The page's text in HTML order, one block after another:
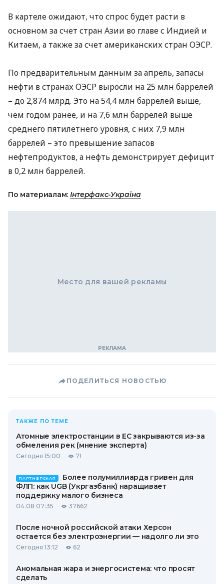
В картеле ожидают, что спрос будет расти в
основном за счет стран Азии во главе с Индией и
Китаем, а также за счет американских стран ОЭСР.
По предварительным данным за апрель, запасы
нефти в странахОЭСР выросли на 25 млн баррелей
– до 2,874 млрд. Это на 54,4 млн баррелей выше,
чем годом ранее, и на 7,6 млн баррелей выше
среднего пятилетнего уровня, с них 7,9 млн
баррелей – это превышение запасов
нефтепродуктов, а нефть демонстрирует дефицит
в 0,2 млн баррелей.
По материалам: Інтерфакс-Україна
Место для вашей рекламы
ПОДЕЛИТЬСЯ НОВОСТЬЮ
ТАКЖЕ ПО ТЕМЕ
Атомные электростанции в ЕС закрываются из-за
обмеления рек (мнение эксперта)
Сегодня 15:00 71
ПАРТНЕРСКАЯ
Более полумиллиарда гривен для
ФЛП: как UGB (Укргазбанк) наращивает
поддержку малого бизнеса
04.08 07:35 37662
После ночной российской атаки Херсон
остается без электроэнергии — надолго ли это
Сегодня 13:12 62
Аномальная жара и энергосистема: что просят
сделать